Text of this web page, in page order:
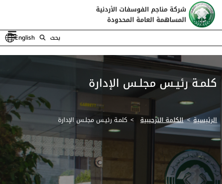
بحث English
كلمـة رئيـس مجلـس الإدارة
الرئيسية الكلمة الترحيبية كلمـة رئيـس مجلـس الإدارة